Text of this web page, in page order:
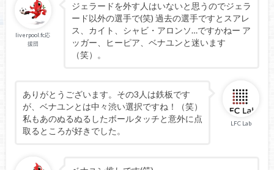
liverpool.fc応
援団
ジェラードを外す人はいないと思うのでジェラ
ード以外の選手で(笑) 過去の選手ですとスアレ
ス、カイト、シャビ・アロンソ…ですかねー ア
ッガー、ヒーピア、ベナユンと迷います
（笑）。
LFC Lab
ありがとうございます。その3人は鉄板です
が、ベナユンとは中々渋い選択ですね！（笑）
私もあのぬるぬるしたボールタッチと意外に点
取るところが好きでした。